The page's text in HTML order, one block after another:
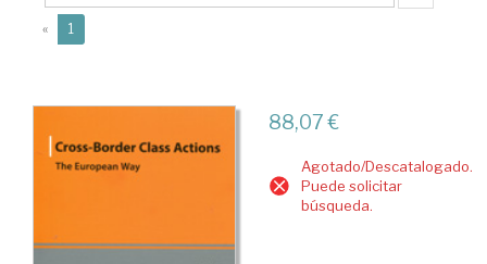
« 1
88,07 €
Agotado/Descatalogado.
Puede solicitar
búsqueda.